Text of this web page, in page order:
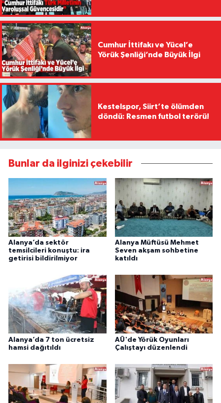
Cumhur İttifakı ve Yücel’e
Yörük Şenliği’nde Büyük İlgi
Kestelspor, Siirt’te ölümden
döndü: Resmen futbol terörü!
Bunlar da ilginizi çekebilir
Alanya’da sektör
temsilcileri konuştu: ira
getirisi bildirilmiyor
Alanya Müftüsü Mehmet
Seven akşam sohbetine
katıldı
Alanya’da 7 ton ücretsiz
hamsi dağıtıldı
AÜ'de Yörük Oyunları
Çalıştayı düzenlendi